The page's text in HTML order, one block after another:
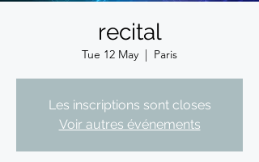
recital
Tue 12 May
  |
Paris
Les inscriptions sont closes
Voir autres événements